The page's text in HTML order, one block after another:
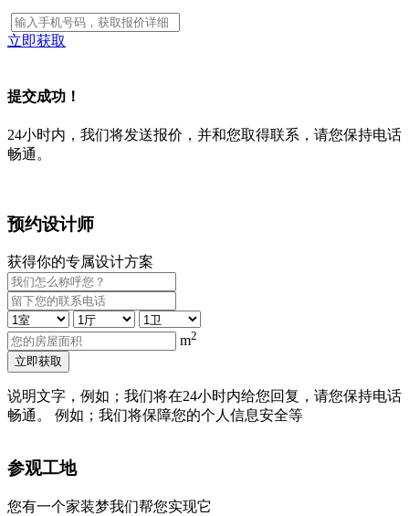
立即获取
提交成功！
24小时内，我们将发送报价，并和您取得联系，请您保持电话
畅通。
预约设计师
获得你的专属设计方案
m2
立即获取
说明文字，例如；我们将在24小时内给您回复，请您保持电话
畅通。 例如；我们将保障您的个人信息安全等
参观工地
您有一个家装梦我们帮您实现它